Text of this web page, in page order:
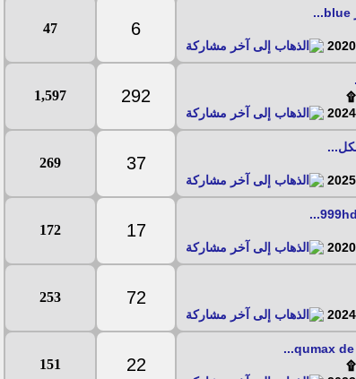
6
47
292
1,597
37
269
17
172
72
253
22
151